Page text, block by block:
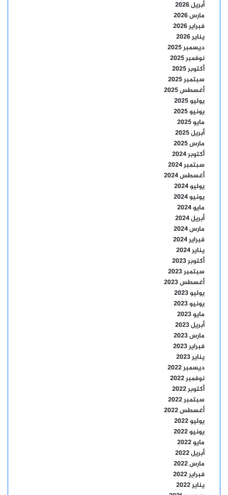
أبريل 2026
مارس 2026
فبراير 2026
يناير 2026
ديسمبر 2025
نوفمبر 2025
أكتوبر 2025
سبتمبر 2025
أغسطس 2025
يوليو 2025
يونيو 2025
مايو 2025
أبريل 2025
مارس 2025
أكتوبر 2024
سبتمبر 2024
أغسطس 2024
يوليو 2024
يونيو 2024
مايو 2024
أبريل 2024
مارس 2024
فبراير 2024
يناير 2024
أكتوبر 2023
سبتمبر 2023
أغسطس 2023
يوليو 2023
يونيو 2023
مايو 2023
أبريل 2023
مارس 2023
فبراير 2023
يناير 2023
ديسمبر 2022
نوفمبر 2022
أكتوبر 2022
سبتمبر 2022
أغسطس 2022
يوليو 2022
يونيو 2022
مايو 2022
أبريل 2022
مارس 2022
فبراير 2022
يناير 2022